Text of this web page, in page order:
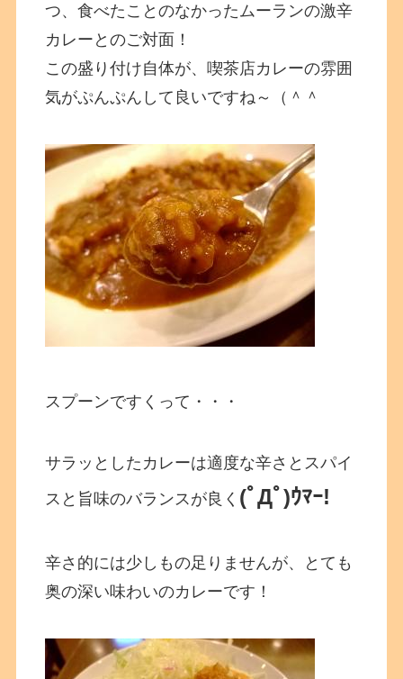
つ、食べたことのなかったムーランの激辛
カレーとのご対面！
この盛り付け自体が、喫茶店カレーの雰囲
気がぷんぷんして良いですね～（＾＾
スプーンですくって・・・
サラッとしたカレーは適度な辛さとスパイ
スと旨味のバランスが良く (ﾟДﾟ)ｳﾏｰ!
辛さ的には少しもの足りませんが、とても
奥の深い味わいのカレーです！